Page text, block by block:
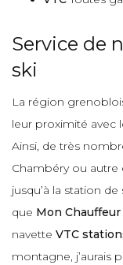
Service de
ski
La région
leur proximité avec
Ainsi, de très
Chambéry ou
jusqu’à la station
que Mon
navette VTC
montagne, j’aurais